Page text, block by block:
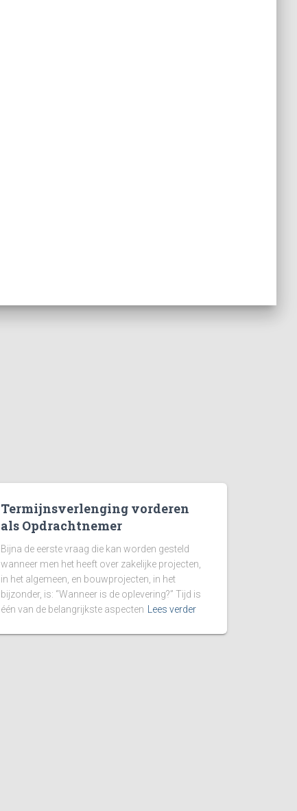
Termijnsverlenging vorderen
als Opdrachtnemer
Bijna de eerste vraag die kan worden gesteld
wanneer men het heeft over zakelijke projecten,
in het algemeen, en bouwprojecten, in het
bijzonder, is: “Wanneer is de oplevering?” Tijd is
één van de belangrijkste aspecten Lees verder